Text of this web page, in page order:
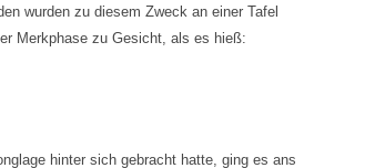
wurden zu diesem Zweck an einer Tafel
Merkphase zu Gesicht, als es hieß:
hinter sich gebracht hatte, ging es ans